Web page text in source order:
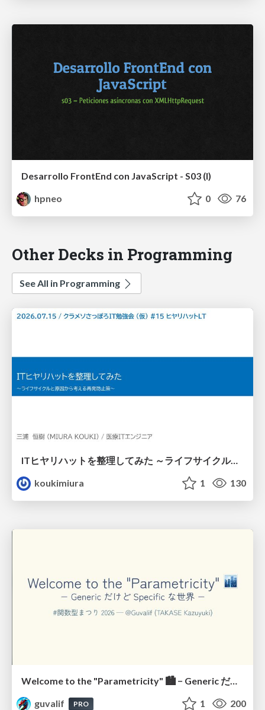
Desarrollo FrontEnd con JavaScript - S03 (I)
hpneo
0 76
Other Decks in Programming
See All in Programming
ITヒヤリハットを整理してみた ～ライフサイクルと原因から考える再発防止策～
koukimiura
1 130
Welcome to the "Parametricity" 🏙️ − Generic だけど Specific な世界 −
guvalif
PRO 1 200